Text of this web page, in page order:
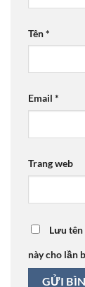
Tên*
Email *
Trang web
Lưu
này cho lần